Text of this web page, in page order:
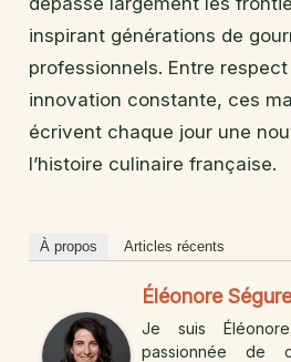
inspirant générations de
professionnels. Entre
innovation constante, ces
écrivent chaque jour une
l’histoire culinaire française.
À propos Articles récents
Éléonore
Je suis Éléonore
passionnée de